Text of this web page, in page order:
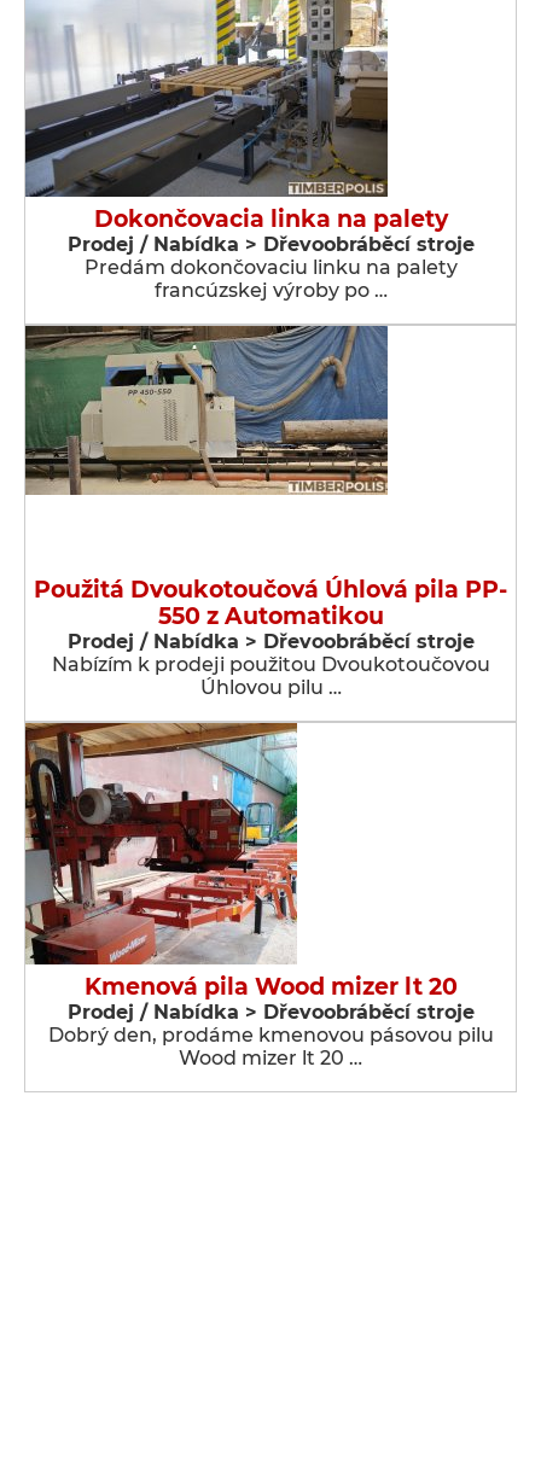
Dokončovacia linka na palety
Prodej / Nabídka > Dřevoobráběcí stroje
Predám dokončovaciu linku na palety
francúzskej výroby po …
Použitá Dvoukotoučová Úhlová pila PP-
550 z Automatikou
Prodej / Nabídka > Dřevoobráběcí stroje
Nabízím k prodeji použitou Dvoukotoučovou
Úhlovou pilu …
Kmenová pila Wood mizer lt 20
Prodej / Nabídka > Dřevoobráběcí stroje
Dobrý den, prodáme kmenovou pásovou pilu
Wood mizer lt 20 …